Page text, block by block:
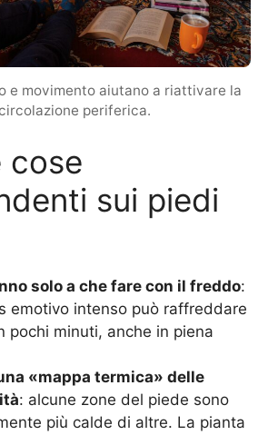
e movimento aiutano a riattivare la
periferica.
cose
sui piedi
solo a che fare con il freddo:
emotivo intenso può raffreddare
pochi minuti, anche in piena
«mappa termica» delle
: alcune zone del piede sono
più calde di altre. La pianta